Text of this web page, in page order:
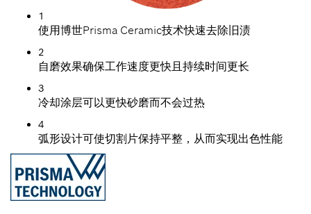
1
使用博世Prisma Ceramic技术快速去除旧渍
2
自磨效果确保工作速度更快且持续时间更长
3
冷却涂层可以更快砂磨而不会过热
4
弧形设计可使切割片保持平整，从而实现出色性能